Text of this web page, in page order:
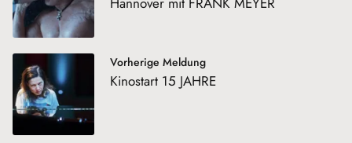
Vorherige Meldung
Kinostart 15 JAHRE